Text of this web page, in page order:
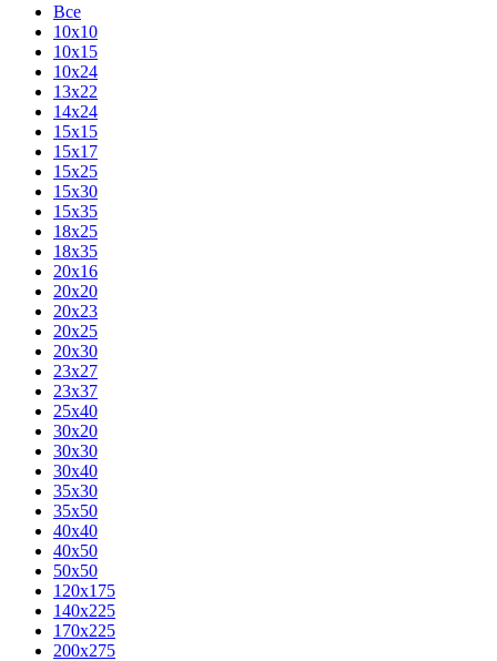
Все
10x10
10x15
10x24
13x22
14x24
15x15
15x17
15x25
15x30
15x35
18x25
18x35
20x16
20x20
20x23
20x25
20x30
23x27
23x37
25x40
30x20
30x30
30x40
35x30
35x50
40x40
40x50
50x50
120х175
140х225
170х225
200х275